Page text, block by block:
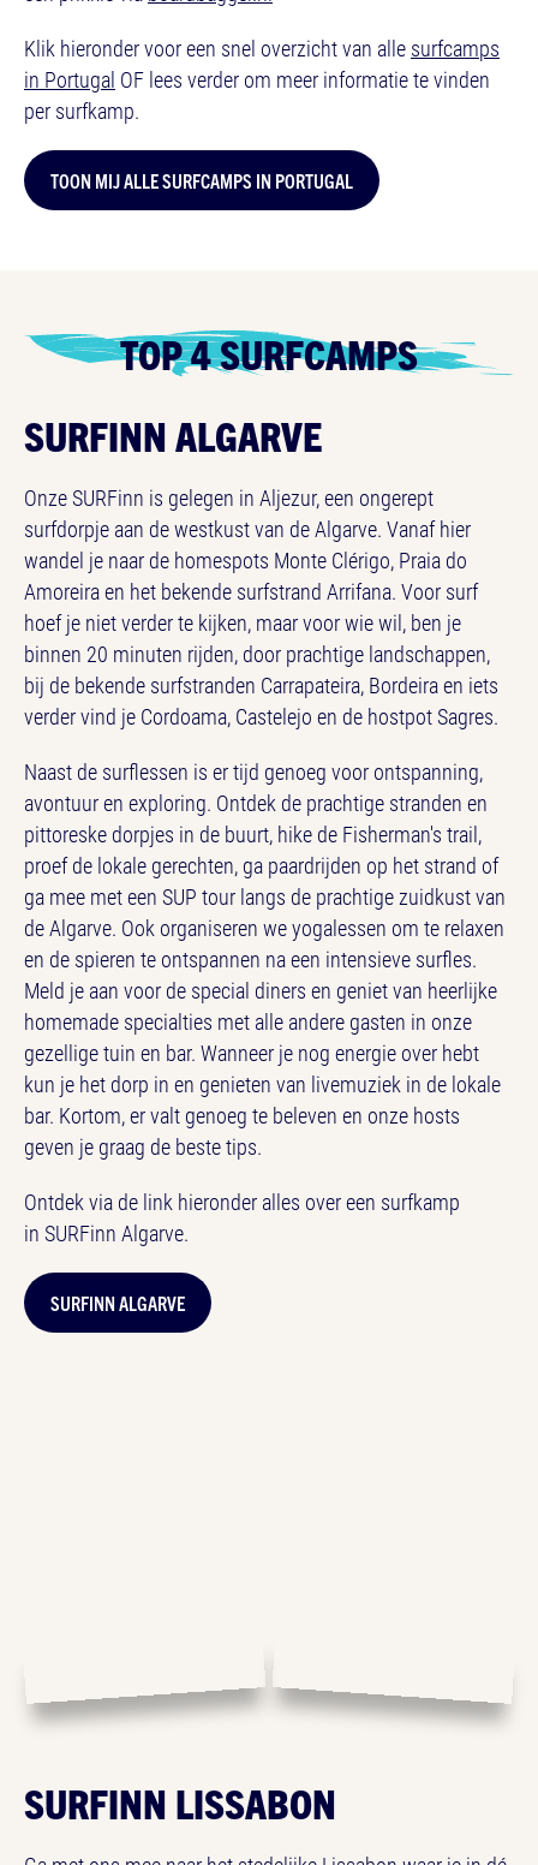
Klik hieronder voor een snel overzicht van alle surfcamps
in Portugal OF lees verder om meer informatie te vinden
per surfkamp.
TOON MIJ ALLE SURFCAMPS IN PORTUGAL
TOP 4 SURFCAMPS
SURFINN ALGARVE
Onze SURFinn is gelegen in Aljezur, een ongerept
surfdorpje aan de westkust van de Algarve. Vanaf hier
wandel je naar de homespots Monte Clérigo, Praia do
Amoreira en het bekende surfstrand Arrifana. Voor surf
hoef je niet verder te kijken, maar voor wie wil, ben je
binnen 20 minuten rijden, door prachtige landschappen,
bij de bekende surfstranden Carrapateira, Bordeira en iets
verder vind je Cordoama, Castelejo en de hostpot Sagres.
Naast de surflessen is er tijd genoeg voor ontspanning,
avontuur en exploring. Ontdek de prachtige stranden en
pittoreske dorpjes in de buurt, hike de Fisherman's trail,
proef de lokale gerechten, ga paardrijden op het strand of
ga mee met een SUP tour langs de prachtige zuidkust van
de Algarve. Ook organiseren we yogalessen om te relaxen
en de spieren te ontspannen na een intensieve surfles.
Meld je aan voor de special diners en geniet van heerlijke
homemade specialties met alle andere gasten in onze
gezellige tuin en bar. Wanneer je nog energie over hebt
kun je het dorp in en genieten van livemuziek in de lokale
bar. Kortom, er valt genoeg te beleven en onze hosts
geven je graag de beste tips.
Ontdek via de link hieronder alles over een surfkamp
in SURFinn Algarve.
SURFINN ALGARVE
SURFINN LISSABON